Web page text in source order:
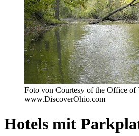
Foto von Courtesy of the Office of
www.DiscoverOhio.com
Hotels mit